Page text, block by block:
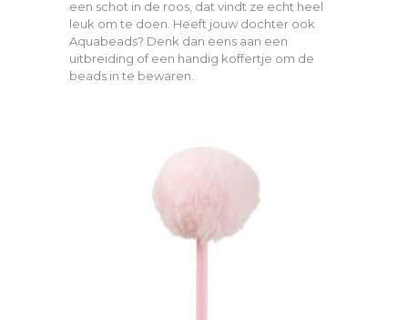
een schot in de roos, dat vindt ze echt heel
leuk om te doen. Heeft jouw dochter ook
Aquabeads? Denk dan eens aan een
uitbreiding of een handig koffertje om de
beads in te bewaren.